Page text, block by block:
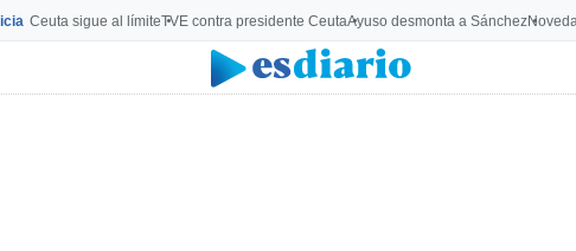
Ceuta sigue al límiteTVE contra presidente CeutaAyuso desmonta a Sánchez